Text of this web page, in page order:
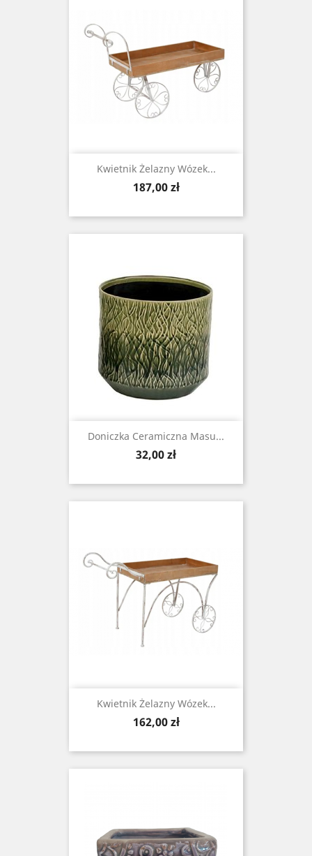
Kwietnik Żelazny Wózek...
Cena
187,00 zł
Doniczka Ceramiczna Masu...
Cena
32,00 zł
Kwietnik Żelazny Wózek...
Cena
162,00 zł